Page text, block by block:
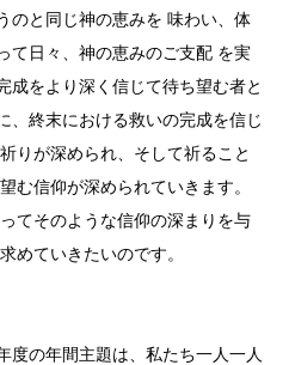
のと同じ神の恵みを 味わい、体
て日々、神の恵みのご支配 を実
成をより深く信じて待ち望む者と
、終末における救いの完成を信じ
りが深められ、そして祈ること
む信仰が深められていきます。
てそのような信仰の深まりを与
めていきたいのです。
度の年間主題は、私たち一人一人